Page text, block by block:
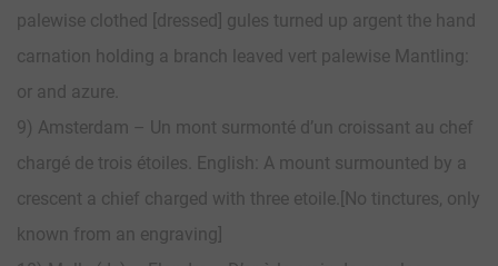
palewise clothed [dressed] gules turned up argent the hand
carnation holding a branch leaved vert palewise Mantling:
or and azure.
9) Amsterdam – Un mont surmonté d’un croissant au chef
chargé de trois étoiles. English: A mount surmounted by a
crescent a chief charged with three etoile.[No tinctures, only
known from an engraving]